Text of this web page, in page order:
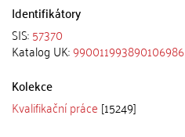
Identifikátory
SIS:57370
Katalog UK:990011993890106986
Kolekce
Kvalifikační práce [15249]